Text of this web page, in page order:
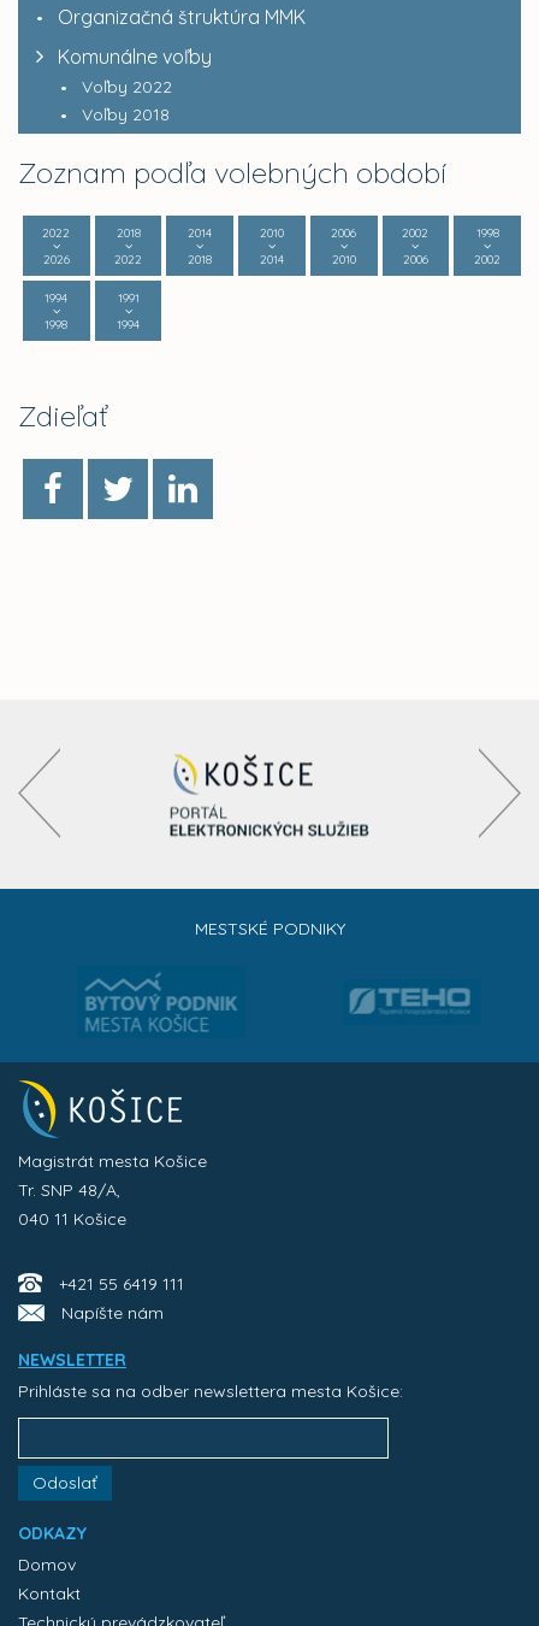
Organizačná štruktúra MMK
Komunálne voľby
Voľby 2022
Voľby 2018
Zoznam podľa volebných období
2022
2026
2018
2022
2014
2018
2010
2014
2006
2010
2002
2006
1998
2002
1994
1998
1991
1994
Zdieľať
MESTSKÉ PODNIKY
Magistrát mesta Košice
Tr. SNP 48/A,
040 11 Košice
+421 55 6419 111
Napíšte nám
NEWSLETTER
Prihláste sa na odber newslettera mesta Košice:
Odoslať
ODKAZY
Domov
Kontakt